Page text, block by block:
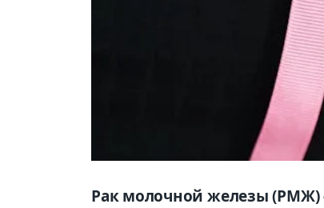
Рак молочной железы (РМЖ)